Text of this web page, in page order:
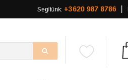
Segítünk: +3620 987 8786